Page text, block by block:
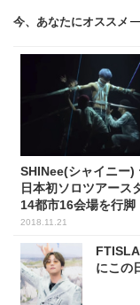
今、あなたにオススメ
SHINee(シャイニー)
日本初ソロツアース
14都市16会場を行脚
2018.11.21
にこの